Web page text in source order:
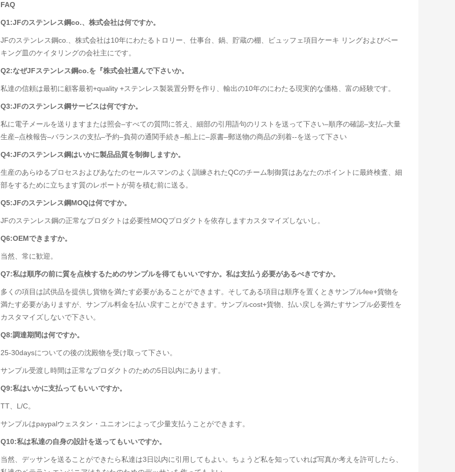
FAQ
Q1:JFのステンレス鋼co.、株式会社は何ですか。
JFのステンレス鋼co.、株式会社は10年にわたるトロリー、仕事台、鍋、貯蔵の棚、ビュッフェ項目ケーキ リングおよびベー
キング皿のケイタリングの会社主にです。
Q2:なぜJFステンレス鋼co.を『株式会社選んで下さいか。
私達の信頼は最初に顧客最初+quality +ステンレス製装置分野を作り、輸出の10年のにわたる現実的な価格、富の経験です。
Q3:JFのステンレス鋼サービスは何ですか。
私に電子メールを送りますまたは照会–すべての質問に答え、細部の引用語句のリストを送って下さい–順序の確認–支払–大量
生産–点検報告–バランスの支払–予約–負荷の通関手続き–船上に–原書–郵送物の商品の到着--を送って下さい
Q4:JFのステンレス鋼はいかに製品品質を制御しますか。
生産のあらゆるプロセスおよびあなたのセールスマンのよく訓練されたQCのチーム制御質はあなたのポイントに最終検査、細
部をするために立ちます質のレポートが荷を積む前に送る。
Q5:JFのステンレス鋼MOQは何ですか。
JFのステンレス鋼の正常なプロダクトは必要性MOQプロダクトを依存しますカスタマイズしないし。
Q6:OEMできますか。
当然、常に歓迎。
Q7:私は順序の前に質を点検するためのサンプルを得てもいいですか。私は支払う必要があるべきですか。
多くの項目は試供品を提供し貨物を満たす必要があることができます。そしてある項目は順序を置くときサンプルfee+貨物を
満たす必要がありますが、サンプル料金を払い戻すことができます。サンプルcost+貨物、払い戻しを満たすサンプル必要性を
カスタマイズしないで下さい。
Q8:調達期間は何ですか。
25-30daysについての後の沈殿物を受け取って下さい。
サンプル受渡し時間は正常なプロダクトのための5日以内にあります。
Q9:私はいかに支払ってもいいですか。
TT、L/C。
サンプルはpaypalウェスタン・ユニオンによって少量支払うことができます。
Q10:私は私達の自身の設計を送ってもいいですか。
当然、デッサンを送ることができたら私達は3日以内に引用してもよい。ちょうど私を知っていれば写真か考えを許可したら、